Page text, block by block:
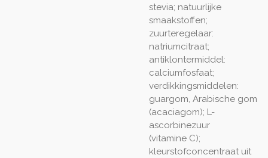
stevia; natuurlijke
smaakstoffen;
zuurteregelaar:
natriumcitraat;
antiklontermiddel:
calciumfosfaat;
verdikkingsmiddelen:
guargom, Arabische gom
(acaciagom); L-
ascorbinezuur
(vitamine C);
kleurstofconcentraat uit